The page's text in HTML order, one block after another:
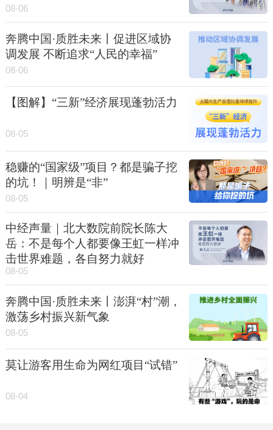
08-06
奔腾中国·质胜未来丨促进区域协
调发展 不断追求“人民的幸福”
08-06
【图解】“三新”经济展现蓬勃活力
08-05
稳赚的“国家级”项目？都是骗子挖
的坑！｜明辨是“非”
08-05
中经声量｜北大数院前院长陈大
岳：不是每个人都要像王虹一样冲
击世界难题，各自努力就好
08-05
奔腾中国·质胜未来丨澎湃“村”潮，
激荡乡村振兴新气象
08-05
莫让游客用生命为网红项目“试错”
08-04